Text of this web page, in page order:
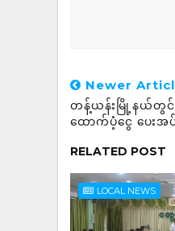
Newer
တန့်ယန်းမြို့နယ်တွင်
ထောက်ပံ့ငွေ ပေးအ
RELATED POST
LOCAL NEWS